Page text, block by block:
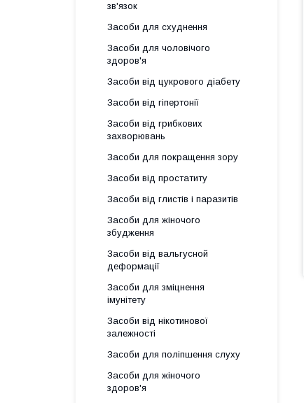
зв'язок
Засоби для схуднення
Засоби для чоловічого
здоров'я
Засоби від цукрового діабету
Засоби від гіпертонії
Засоби від грибкових
захворювань
Засоби для покращення зору
Засоби від простатиту
Засоби від глистів і паразитів
Засоби для жіночого
збудження
Засоби від вальгусной
деформації
Засоби для зміцнення
імунітету
Засоби від нікотинової
залежності
Засоби для поліпшення слуху
Засоби для жіночого
здоров'я